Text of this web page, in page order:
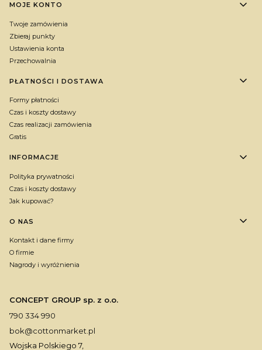
MOJE KONTO
Twoje zamówienia
Zbieraj punkty
Ustawienia konta
Przechowalnia
PŁATNOŚCI I DOSTAWA
Formy płatności
Czas i koszty dostawy
Czas realizacji zamówienia
Gratis
INFORMACJE
Polityka prywatności
Czas i koszty dostawy
Jak kupować?
O NAS
Kontakt i dane firmy
O firmie
Nagrody i wyróżnienia
CONCEPT GROUP sp. z o.o.
790 334 990
bok@cottonmarket.pl
Wojska Polskiego 7,